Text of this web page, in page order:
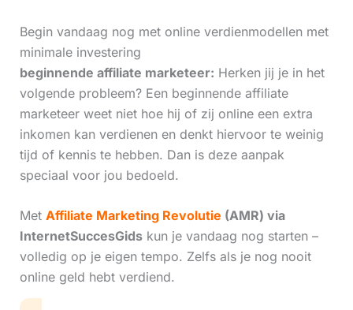
Begin vandaag nog met online verdienmodellen met
minimale investering
beginnende affiliate marketeer: Herken jij je in het
volgende probleem? Een beginnende affiliate
marketeer weet niet hoe hij of zij online een extra
inkomen kan verdienen en denkt hiervoor te weinig
tijd of kennis te hebben. Dan is deze aanpak
speciaal voor jou bedoeld.
Met Affiliate Marketing Revolutie (AMR) via
InternetSuccesGidskun je vandaag nog starten –
volledig op je eigen tempo. Zelfs als je nog nooit
online geld hebt verdiend.